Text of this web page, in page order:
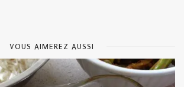
VOUS AIMEREZ AUSSI